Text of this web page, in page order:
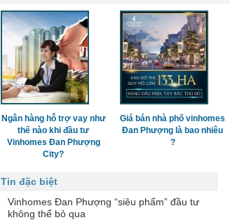
Ngân hàng hỗ trợ vay như
thế nào khi đầu tư
Vinhomes Đan Phượng
City?
Giá bán nhà phố vinhomes
Đan Phượng là bao nhiêu
?
Tin đặc biệt
Vinhomes Đan Phượng “siêu phẩm” đầu tư
không thể bỏ qua